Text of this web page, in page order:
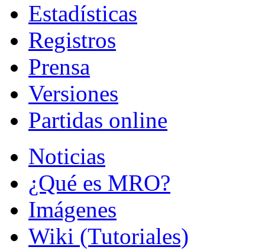
Estadísticas
Registros
Prensa
Versiones
Partidas online
Noticias
¿Qué es MRO?
Imágenes
Wiki (Tutoriales)